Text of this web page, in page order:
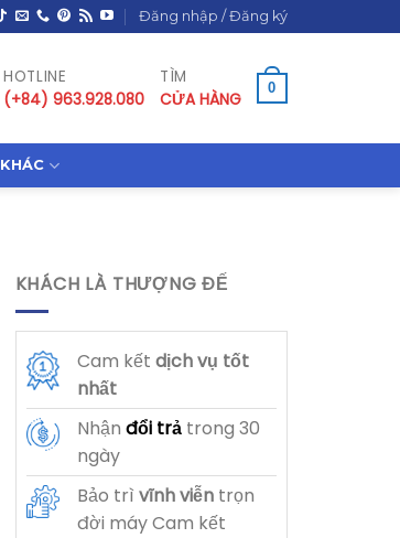
Đăng nhập / Đăng ký
HOTLINE
(+84) 963.928.080
TÌM
CỬA HÀNG
0
KHÁC
KHÁCH LÀ THƯỢNG ĐẾ
Cam kết dịch vụ tốt
nhất
Nhận đổi trảtrong 30
ngày
Bảo trì vĩnh viễntrọn
đời máy Cam kết